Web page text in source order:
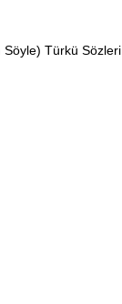
Söyle) Türkü Sözleri